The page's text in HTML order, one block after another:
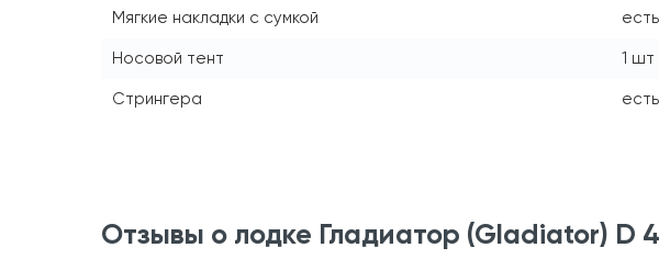
Мягкие накладки с сумкой есть
Носовой тент 1 шт
Стрингера есть
Отзывы о лодке Гладиатор (Gladiator) D